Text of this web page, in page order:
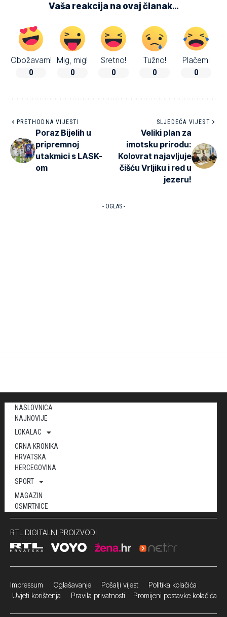
Vaša reakcija na ovaj članak…
Obožavam!
0
Mig, mig!
0
Sretno!
0
Tužno!
0
Plačem!
0
PRETHODNA VIJESTI
Poraz Bijelih u
pripremnoj
utakmici s LASK-
om
SLJEDEĆA VIJEST
Veliki plan za
imotsku prirodu:
Kolovrat najavljuje
čišću Vrljiku i red u
jezeru!
- OGLAS -
NASLOVNICA
NAJNOVIJE
LOKALAC
CRNA KRONIKA
HRVATSKA
HERCEGOVINA
SPORT
MAGAZIN
OSMRTNICE
RTL DIGITALNI PROIZVODI
Impressum Oglašavanje Pošalji vijest Politika kolačića
Uvjeti korištenja Pravila privatnosti Promijeni postavke kolačića